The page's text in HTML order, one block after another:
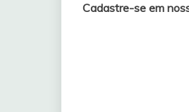
Cadastre-se em